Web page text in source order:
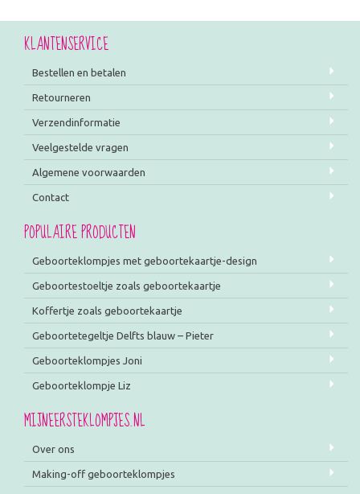
KLANTENSERVICE
Bestellen en betalen
Retourneren
Verzendinformatie
Veelgestelde vragen
Algemene voorwaarden
Contact
POPULAIRE PRODUCTEN
Geboorteklompjes met geboortekaartje-design
Geboortestoeltje zoals geboortekaartje
Koffertje zoals geboortekaartje
Geboortetegeltje Delfts blauw – Pieter
Geboorteklompjes Joni
Geboorteklompje Liz
MIJNEERSTEKLOMPJES.NL
Over ons
Making-off geboorteklompjes